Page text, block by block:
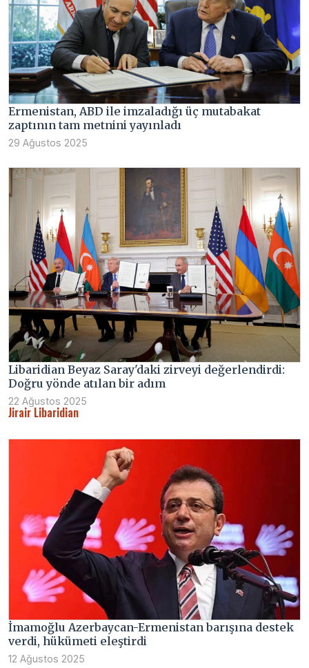
Ermenistan, ABD ile imzaladığı üç mutabakat
zaptının tam metnini yayınladı
29 Ağustos 2025
Libaridian Beyaz Saray'daki zirveyi değerlendirdi:
Doğru yönde atılan bir adım
22 Ağustos 2025
Jirair Libaridian
İmamoğlu Azerbaycan-Ermenistan barışına destek
verdi, hükümeti eleştirdi
12 Ağustos 2025